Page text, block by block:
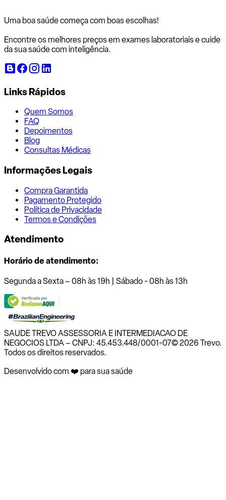
Uma boa saúde começa com boas escolhas!
Encontre os melhores preços em exames laboratoriais e cuide
da sua saúde com inteligência.
Links Rápidos
Quem Somos
FAQ
Depoimentos
Blog
Consultas Médicas
Informações Legais
Compra Garantida
Pagamento Protegido
Política de Privacidade
Termos e Condições
Atendimento
Horário de atendimento:
Segunda a Sexta – 08h às 19h | Sábado - 08h às 13h
SAUDE TREVO ASSESSORIA E INTERMEDIACAO DE
NEGOCIOS LTDA – CNPJ: 45.453.448/0001-07© 2026 Trevo.
Todos os direitos reservados.
Desenvolvido com ❤️ para sua saúde